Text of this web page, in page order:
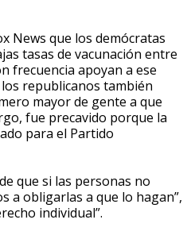
News que los demócratas
tasas de vacunación entre
frecuencia apoyan a ese
republicanos también
mayor de gente a que
fue precavido porque la
para el Partido
que si las personas no
a obligarlas a que lo hagan”,
individual”.